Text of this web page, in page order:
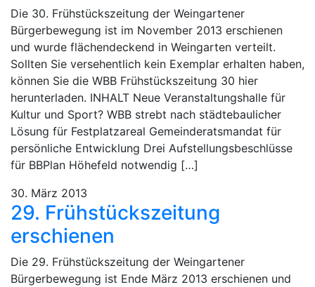
Die 30. Frühstückszeitung der Weingartener
Bürgerbewegung ist im November 2013 erschienen
und wurde flächendeckend in Weingarten verteilt.
Sollten Sie versehentlich kein Exemplar erhalten haben,
können Sie die WBB Frühstückszeitung 30 hier
herunterladen. INHALT Neue Veranstaltungshalle für
Kultur und Sport? WBB strebt nach städtebaulicher
Lösung für Festplatzareal Gemeinderatsmandat für
persönliche Entwicklung Drei Aufstellungsbeschlüsse
für BBPlan Höhefeld notwendig […]
30. März 2013
29. Frühstückszeitung
erschienen
Die 29. Frühstückszeitung der Weingartener
Bürgerbewegung ist Ende März 2013 erschienen und